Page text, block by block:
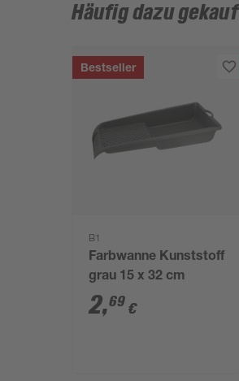
Häufig dazu
Bestseller
B1
Farbwanne Kunststoff
grau 15 x 32 cm
2,69 €